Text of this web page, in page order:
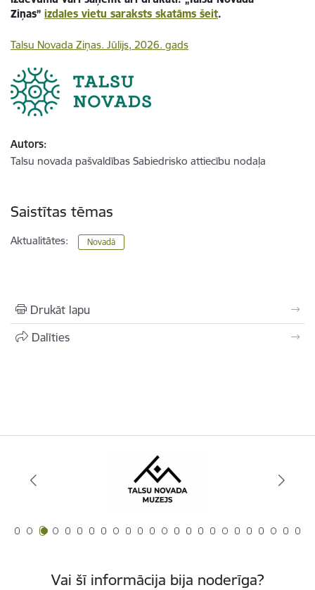
Ziņas” izdales vietu saraksts skatāms šeit.
Talsu Novada Ziņas. Jūlijs, 2026. gads
Autors:
Talsu novada pašvaldības Sabiedrisko attiecību nodaļa
Saistītas tēmas
Aktualitātes: Novadā
Drukāt lapu
Dalīties
Vai šī informācija bija noderīga?